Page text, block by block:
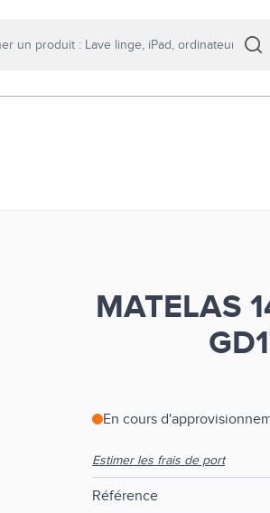
MATELAS
En cours
Estimer les frais de port
Référence